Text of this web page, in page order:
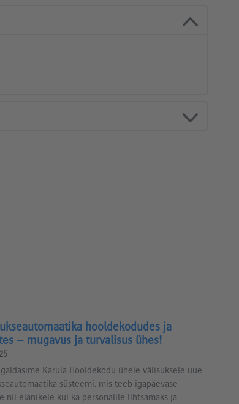
hooldekodudes ja
– mugavus ja turvalisus ühes!
Karula Hooldekodu ühele välisuksele uue
süsteemi, mis teeb igapäevase
nii elanikele kui ka personalile lihtsamaks ja